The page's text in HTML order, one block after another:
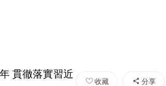
貫徹落實習近
收藏 分享